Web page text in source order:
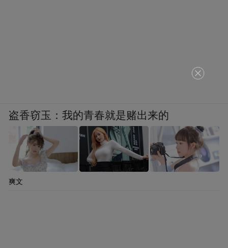
盗香窃玉：我的青春就是赌出来的
爽文